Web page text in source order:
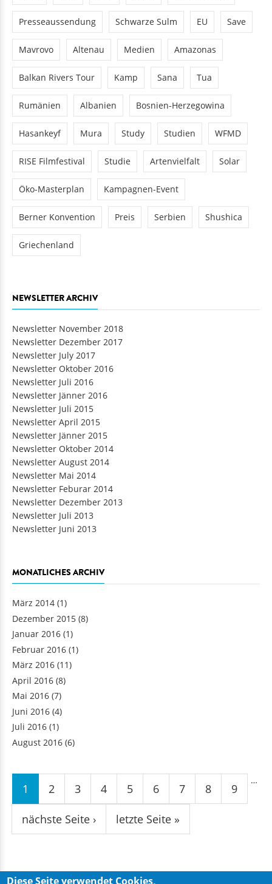
Presseaussendung Schwarze Sulm EU Save
Mavrovo Altenau Medien Amazonas
Balkan Rivers Tour Kamp Sana Tua
Rumänien Albanien Bosnien-Herzegowina
Hasankeyf Mura Study Studien WFMD
RISE Filmfestival Studie Artenvielfalt Solar
Öko-Masterplan Kampagnen-Event
Berner Konvention Preis Serbien Shushica
Griechenland
NEWSLETTER ARCHIV
Newsletter November 2018
Newsletter Dezember 2017
Newsletter July 2017
Newsletter Oktober 2016
Newsletter Juli 2016
Newsletter Jänner 2016
Newsletter Juli 2015
Newsletter April 2015
Newsletter Jänner 2015
Newsletter Oktober 2014
Newsletter August 2014
Newsletter Mai 2014
Newsletter Feburar 2014
Newsletter Dezember 2013
Newsletter Juli 2013
Newsletter Juni 2013
MONATLICHES ARCHIV
März 2014 (1)
Dezember 2015 (8)
Januar 2016 (1)
Februar 2016 (1)
März 2016 (11)
April 2016 (8)
Mai 2016 (7)
Juni 2016 (4)
Juli 2016 (1)
August 2016 (6)
Seiten
1 2 3 4 5 6 7 8 9
…
nächste Seite › letzte Seite »
Diese Seite verwendet Cookies,